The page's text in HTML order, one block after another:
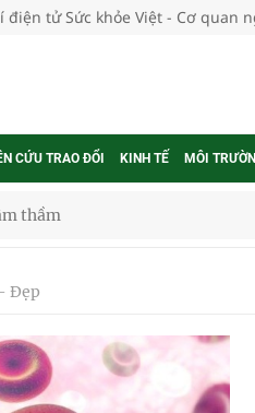
điện tử Sức khỏe Việt - Cơ quan
CỨU TRAO ĐỔI KINH TẾ MÔI
hội sầu riêng 2026
Trung ương cơ sở 2 đón hơn
dông rải rác.
Đẹp